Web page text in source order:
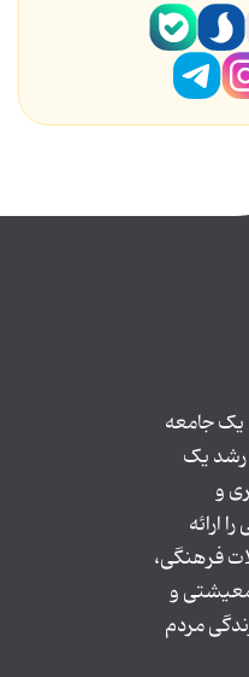
یک جامعه
رشد یک
و
ارائه
فرهنگی،
و
مردم